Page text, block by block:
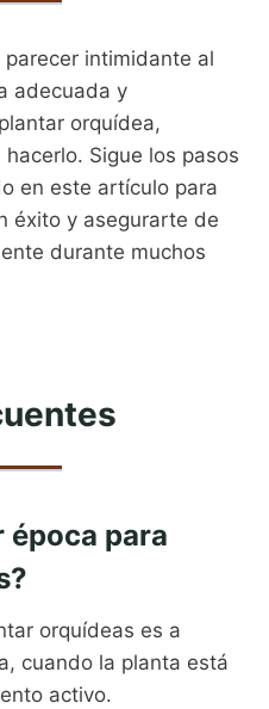
parecer intimidante al
adecuada y
orquídea,
Sigue los pasos
en este artículo para
éxito y asegurarte de
durante muchos
época para
orquídeas es a
cuando la planta está
activo.